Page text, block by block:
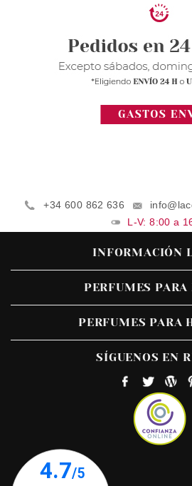
+34 600 862 636
L-V: 8:00 a
INFORMACIÓN
PERFUMES PARA
PERFUMES PARA
SÍGUENOS EN